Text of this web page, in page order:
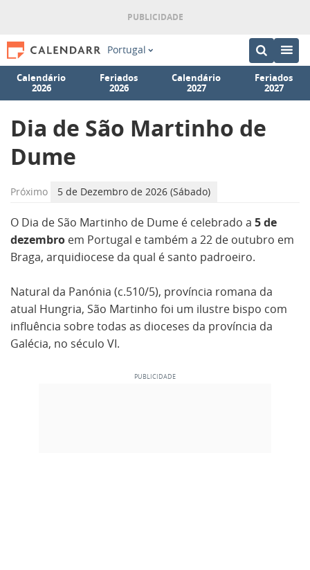
Portugal
Calendário
2026
Feriados
2026
Calendário
2027
Feriados
2027
Dia de São Martinho de
Dume
Próximo 5 de Dezembro de 2026 (Sábado)
O Dia de São Martinho de Dume é celebrado a 5 de
dezembro em Portugal e também a 22 de outubro em
Braga, arquidiocese da qual é santo padroeiro.
Natural da Panónia (c.510/5), província romana da
atual Hungria, São Martinho foi um ilustre bispo com
influência sobre todas as dioceses da província da
Galécia, no século VI.